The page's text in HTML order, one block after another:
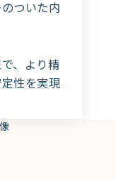
ついた内
、より精
性を実現